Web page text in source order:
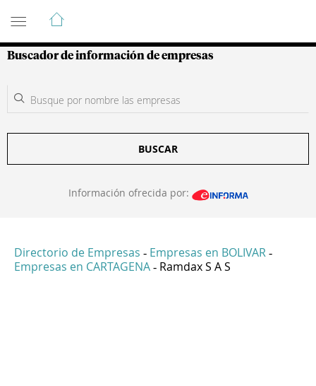
Guía de Empresas Colombianas
Buscador de información de empresas
BUSCAR
Información ofrecida por:
Directorio de Empresas - Empresas en BOLIVAR -
Empresas en CARTAGENA - Ramdax S A S